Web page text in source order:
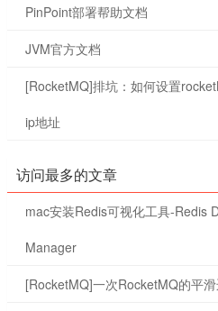
PinPoint部署帮助文档
JVM官方文档
[RocketMQ]排坑：如何设置
ip地址
访问最多的文章
mac安装Redis可视化工具-Redis
Manager
[RocketMQ]一次RocketMQ的平